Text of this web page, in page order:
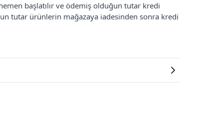
başlatılır ve ödemiş olduğun tutar kredi
tutar ürünlerin mağazaya iadesinden sonra kredi